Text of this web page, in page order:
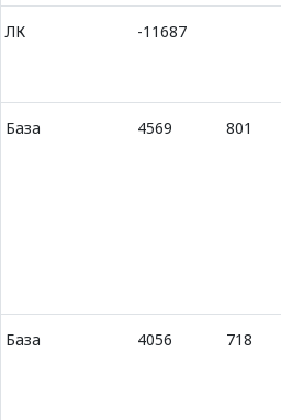
ЛК -11687
База 4569 801
База 4056 718